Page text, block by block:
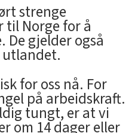
strenge
til Norge for å
gjelder også
utlandet.
for oss nå. For
på arbeidskraft.
tungt, er at vi
om 14 dager eller